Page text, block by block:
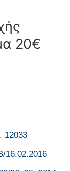
20€
12033
16.02.2016